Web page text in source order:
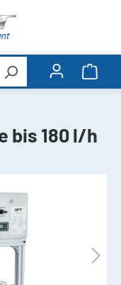
bis 180 l/h